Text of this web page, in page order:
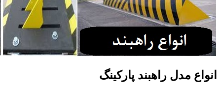
انواع مدل راهبند پارکینگ